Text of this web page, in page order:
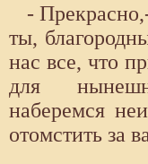
-
ты,
нас все, что
для
наберемся
отомстить за